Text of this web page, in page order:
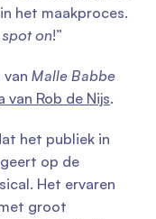
het maakproces.
spot on!”
Malle Babbe
van Rob de Nijs.
het publiek in
op de
Het ervaren
groot